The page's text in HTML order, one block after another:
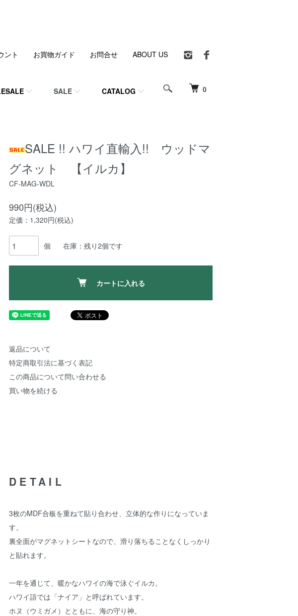
0
SALE CATALOG
ント お買物ガイド お問合せ ABOUT US
SALE !! ハワイ直輸入!! ウッドマ
グネット 【イルカ】
CF-MAG-WDL
990円(税込)
定価：1,320円(税込)
個 在庫：残り2個です
カートに入れる
返品について
特定商取引法に基づく表記
この商品について問い合わせる
買い物を続ける
DETAIL
3枚のMDF合板を重ねて貼り合わせ、立体的な作りになっていま
す。
裏全面がマグネットシートなので、滑り落ちることなくしっかり
と貼れます。
一年を通じて、暖かなハワイの海で泳ぐイルカ。
ハワイ語では「ナイア」と呼ばれています。
ホヌ（ウミガメ）とともに、海の守り神。